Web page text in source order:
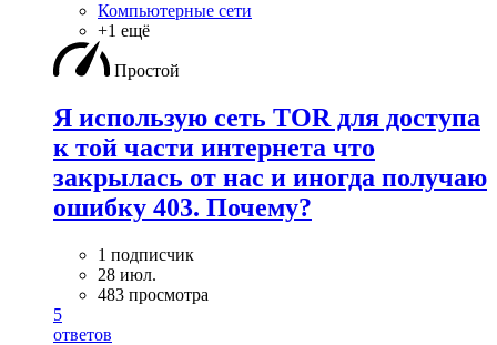
Компьютерные сети
+1 ещё
Простой
Я использую сеть TOR для доступа
к той части интернета что
закрылась от нас и иногда получаю
ошибку 403. Почему?
1 подписчик
28 июл.
483 просмотра
5
ответов